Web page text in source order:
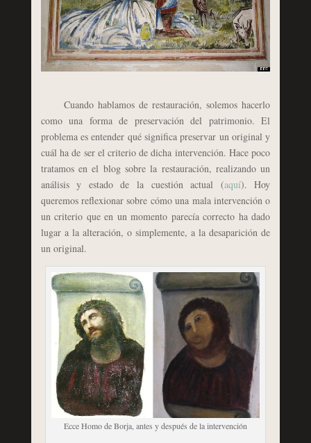
Cuando hablamos de restauración, solemos hacerlo
como una forma de preservación del patrimonio. El
problema es entender qué significa preservar un original y
cuál ha de ser el criterio de dicha intervención. Hace poco
tratamos en el blog sobre la restauración, realizando un
análisis y estado de la cuestión actual (aquí). Hoy
queremos reflexionar sobre cómo una mala intervención o
un criterio que en un momento parecía correcto ha dado
lugar a la alteración, o simplemente, a la desaparición de
un original.
Ecce Homo de Borja, antes y después de la intervención